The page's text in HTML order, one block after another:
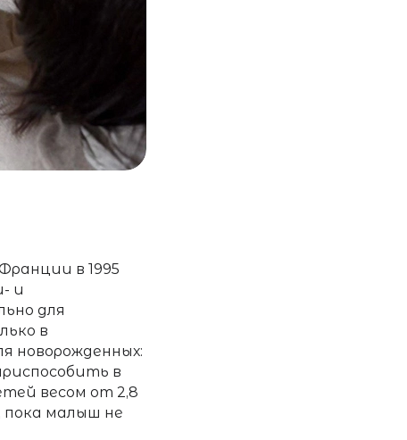
в 1995
и
для
в
новорожденных:
в
весом от 2,8
пока малыш не